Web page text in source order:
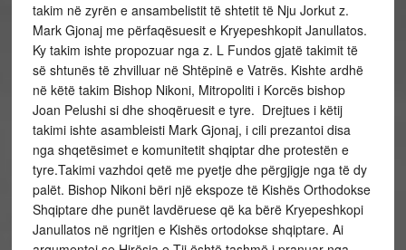
takim në zyrën e ansambelistit të shtetit të Nju Jorkut z.
Mark Gjonaj me përfaqësuesit e Kryepeshkopit Janullatos.
Ky takim ishte propozuar nga z. L Fundos gjatë takimit të
së shtunës të zhvilluar në Shtëpinë e Vatrës. Kishte ardhë
në këtë takim Bishop Nikoni, Mitropoliti i Korcës bishop
Joan Pelushi si dhe shoqëruesit e tyre. Drejtues i këtij
takimi ishte asambleisti Mark Gjonaj, i cili prezantoi disa
nga shqetësimet e komunitetit shqiptar dhe protestën e
tyre.Takimi vazhdoi qetë me pyetje dhe përgjigje nga të dy
palët. Bishop Nikoni bëri një ekspoze të Kishës Orthodokse
Shqiptare dhe punët lavdëruese që ka bërë Kryepeshkopi
Janullatos në ngritjen e Kishës ortodokse shqiptare. Ai